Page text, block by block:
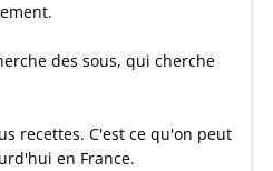
des sous, qui cherche
recettes. C'est ce qu'on peut
en France.